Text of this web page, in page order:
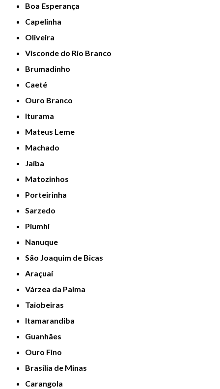
Boa Esperança
Capelinha
Oliveira
Visconde do Rio Branco
Brumadinho
Caeté
Ouro Branco
Iturama
Mateus Leme
Machado
Jaíba
Matozinhos
Porteirinha
Sarzedo
Piumhi
Nanuque
São Joaquim de Bicas
Araçuaí
Várzea da Palma
Taiobeiras
Itamarandiba
Guanhães
Ouro Fino
Brasília de Minas
Carangola